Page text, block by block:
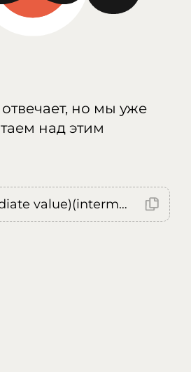
но мы уже
над этим
Error: (intermediate value)(intermediate value)(intermediate value).replaceAll is not a function